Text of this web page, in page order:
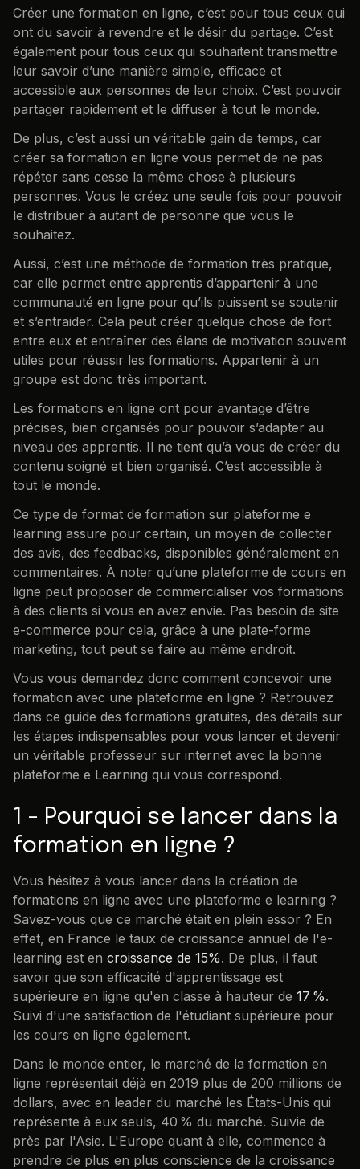
Créer une formation en ligne, c’est pour tous ceux qui
ont du savoir à revendre et le désir du partage. C’est
également pour tous ceux qui souhaitent transmettre
leur savoir d’une manière simple, efficace et
accessible aux personnes de leur choix. C’est pouvoir
partager rapidement et le diffuser à tout le monde.
De plus, c’est aussi un véritable gain de temps, car
créer sa formation en ligne vous permet de ne pas
répéter sans cesse la même chose à plusieurs
personnes. Vous le créez une seule fois pour pouvoir
le distribuer à autant de personne que vous le
souhaitez.
Aussi, c’est une méthode de formation très pratique,
car elle permet entre apprentis d’appartenir à une
communauté en ligne pour qu’ils puissent se soutenir
et s’entraider. Cela peut créer quelque chose de fort
entre eux et entraîner des élans de motivation souvent
utiles pour réussir les formations. Appartenir à un
groupe est donc très important.
Les formations en ligne ont pour avantage d’être
précises, bien organisés pour pouvoir s’adapter au
niveau des apprentis. Il ne tient qu’à vous de créer du
contenu soigné et bien organisé. C’est accessible à
tout le monde.
Ce type de format de formation sur plateforme e
learning assure pour certain, un moyen de collecter
des avis, des feedbacks, disponibles généralement en
commentaires. À noter qu’une plateforme de cours en
ligne peut proposer de commercialiser vos formations
à des clients si vous en avez envie. Pas besoin de site
e-commerce pour cela, grâce à une plate-forme
marketing, tout peut se faire au même endroit.
Vous vous demandez donc comment concevoir une
formation avec une plateforme en ligne ? Retrouvez
dans ce guide des formations gratuites, des détails sur
les étapes indispensables pour vous lancer et devenir
un véritable professeur sur internet avec la bonne
plateforme e Learning qui vous correspond.
1 - Pourquoi se lancer dans la
formation en ligne ?
Vous hésitez à vous lancer dans la création de
formations en ligne avec une plateforme e learning ?
Savez-vous que ce marché était en plein essor ? En
effet, en France le taux de croissance annuel de l'e-
learning est en croissance de 15%. De plus, il faut
savoir que son efficacité d'apprentissage est
supérieure en ligne qu'en classe à hauteur de 17 %.
Suivi d'une satisfaction de l'étudiant supérieure pour
les cours en ligne également.
Dans le monde entier, le marché de la formation en
ligne représentait déjà en 2019 plus de 200 millions de
dollars, avec en leader du marché les États-Unis qui
représente à eux seuls, 40 % du marché. Suivie de
près par l'Asie. L'Europe quant à elle, commence à
prendre de plus en plus conscience de la croissance